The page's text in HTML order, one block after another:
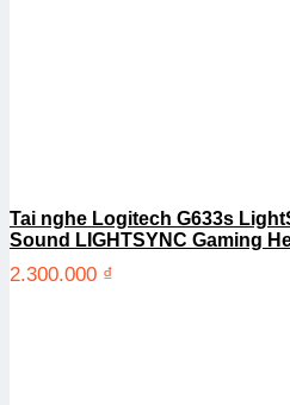
Tai nghe Logitech G633s
Sound LIGHTSYNC Gaming
2.300.000 ₫